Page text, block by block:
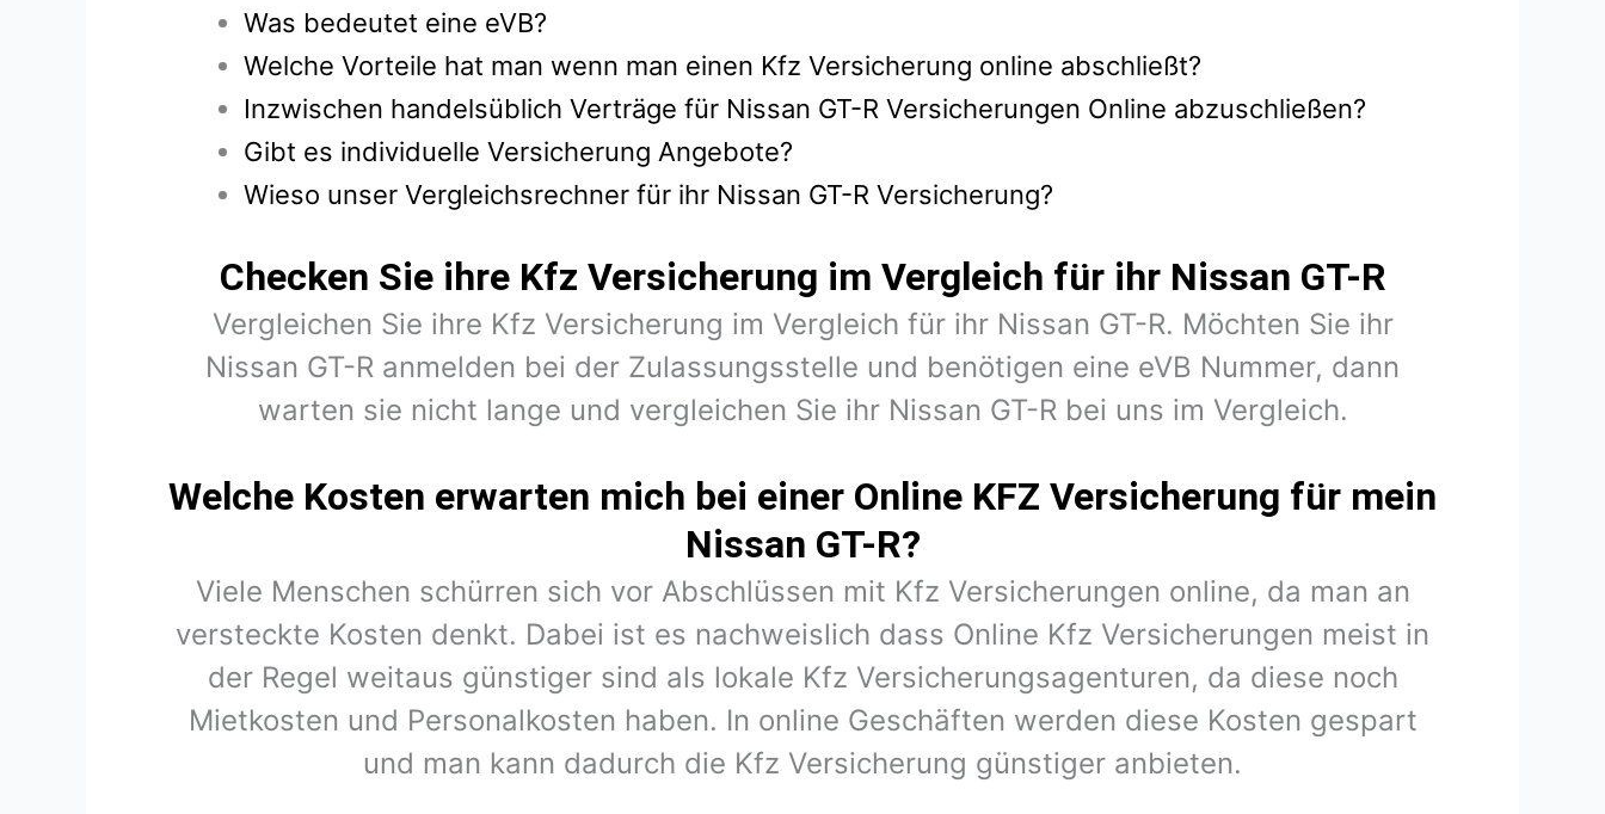
Was bedeutet eine eVB?
Welche Vorteile hat man wenn man einen Kfz Versicherung online abschließt?
Inzwischen handelsüblich Verträge für Nissan GT-R Versicherungen Online abzuschließen?
Gibt es individuelle Versicherung Angebote?
Wieso unser Vergleichsrechner für ihr Nissan GT-R Versicherung?
Checken Sie ihre Kfz Versicherung im Vergleich für ihr Nissan GT-R
Vergleichen Sie ihre Kfz Versicherung im Vergleich für ihr Nissan GT-R. Möchten Sie ihr
Nissan GT-R anmelden bei der Zulassungsstelle und benötigen eine eVB Nummer, dann
warten sie nicht lange und vergleichen Sie ihr Nissan GT-R bei uns im Vergleich.
Welche Kosten erwarten mich bei einer Online KFZ Versicherung für mein
Nissan GT-R?
Viele Menschen schürren sich vor Abschlüssen mit Kfz Versicherungen online, da man an
versteckte Kosten denkt. Dabei ist es nachweislich dass Online Kfz Versicherungen meist in
der Regel weitaus günstiger sind als lokale Kfz Versicherungsagenturen, da diese noch
Mietkosten und Personalkosten haben. In online Geschäften werden diese Kosten gespart
und man kann dadurch die Kfz Versicherung günstiger anbieten.